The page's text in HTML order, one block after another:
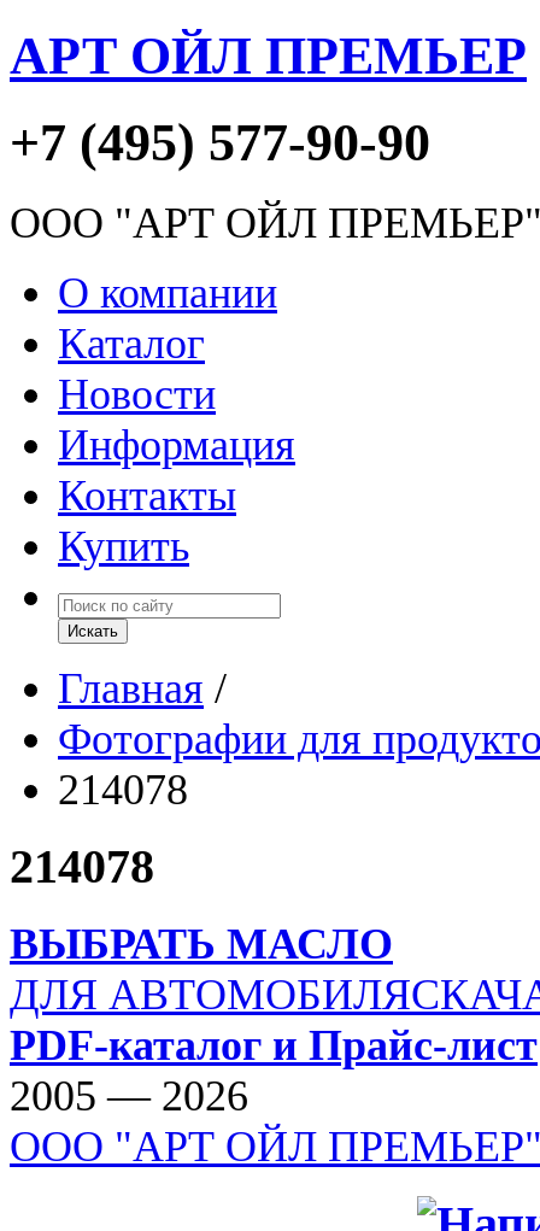
АРТ ОЙЛ ПРЕМЬЕР
+7 (495) 577-90-90
ООО "АРТ ОЙЛ
О компании
Каталог
Новости
Информация
Контакты
Купить
Главная /
Фотографии для
214078
214078
ВЫБРАТЬ МАСЛО
ДЛЯ АВТОМОБИЛЯ
PDF-каталог и Прайс-лист
2005 — 2026
ООО "АРТ ОЙЛ